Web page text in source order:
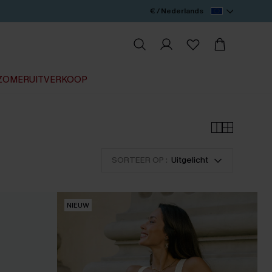
€ / Nederlands
SORTEER OP : Uitgelicht
NIEUW